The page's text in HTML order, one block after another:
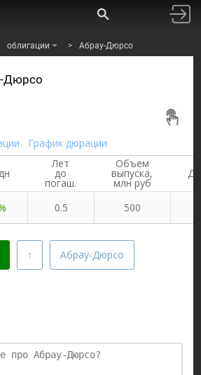
облигации > Абрау-Дюрсо
Дюрсо
График дюрации
Лет
до
погаш.
Объем
выпуска,
млн руб
0.5 500
Абрау-Дюрсо